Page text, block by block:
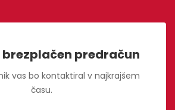
predračun
vas bo kontaktiral v najkrajšem
času.